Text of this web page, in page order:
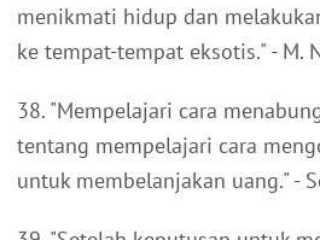
menikmati hidup dan
ke tempat-tempat eksotis." - M.
38. "Mempelajari cara
tentang mempelajari cara
untuk membelanjakan uang." -